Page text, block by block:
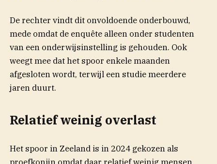
De rechter vindt dit onvoldoende onderbouwd,
mede omdat de enquête alleen onder studenten
van een onderwijsinstelling is gehouden. Ook
weegt mee dat het spoor enkele maanden
afgesloten wordt, terwijl een studie meerdere
jaren duurt.
Relatief weinig overlast
Het spoor in Zeeland is in 2024 gekozen als